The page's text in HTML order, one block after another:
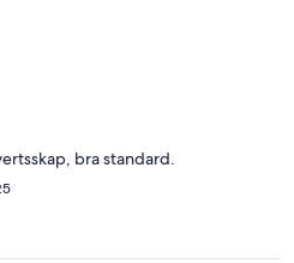
bra standard.